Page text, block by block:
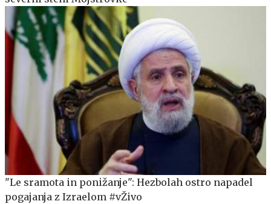
"Le sramota in ponižanje": Hezbolah ostro napadel
pogajanja z Izraelom #vŽivo